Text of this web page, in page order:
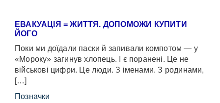
ЕВАКУАЦІЯ = ЖИТТЯ. ДОПОМОЖИ КУПИТИ
ЙОГО
Поки ми доїдали паски й запивали компотом — у
«Мороку» загинув хлопець. І є поранені. Це не
військові цифри. Це люди. З іменами. З родинами,
[…]
Позначки